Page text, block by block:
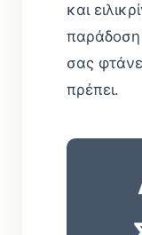
και
σας
πρέπει.